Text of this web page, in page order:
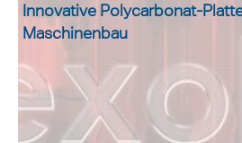
Innovative Polycarbonat-
Maschinenbau